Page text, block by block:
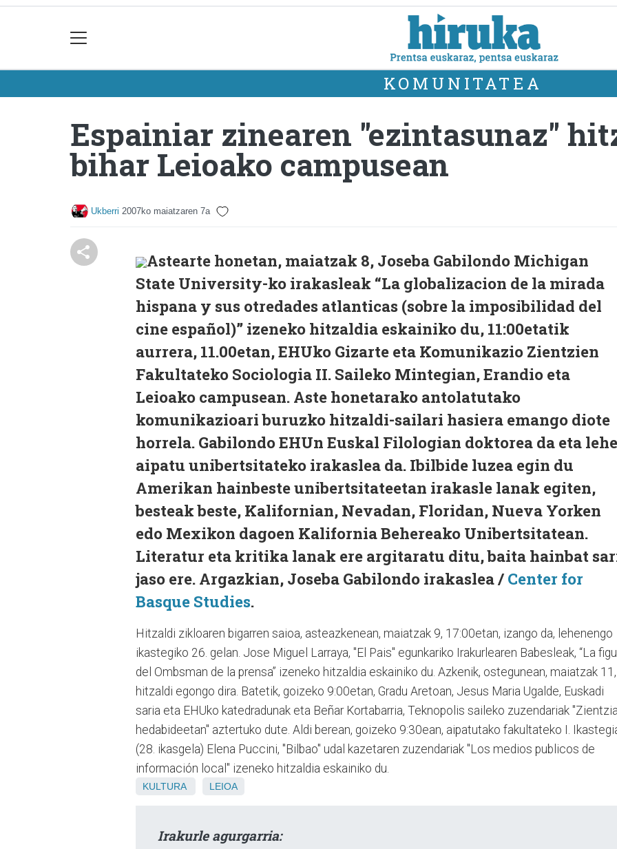
KOMUNITATEA
Espainiar zinearen "ezintasunaz"
bihar Leioako campusean
Ukberri 2007ko maiatzaren 7a
Astearte honetan, maiatzak 8, Joseba Gabilondo Michigan
State University-ko irakasleak “La globalizacion de la mirada
hispana y sus otredades atlanticas (sobre la imposibilidad del
cine español)” izeneko hitzaldia eskainiko du, 11:00etatik
aurrera, 11.00etan, EHUko Gizarte eta Komunikazio Zientzien
Fakultateko Sociologia II. Saileko Mintegian, Erandio eta
Leioako campusean. Aste honetarako antolatutako
komunikazioari buruzko hitzaldi-sailari hasiera emango diote
horrela. Gabilondo EHUn Euskal Filologian doktorea da eta
aipatu unibertsitateko irakaslea da. Ibilbide luzea egin du
Amerikan hainbeste unibertsitateetan irakasle lanak egiten,
besteak beste, Kalifornian, Nevadan, Floridan, Nueva Yorken
edo Mexikon dagoen Kalifornia Behereako Unibertsitatean.
Literatur eta kritika lanak ere argitaratu ditu, baita hainbat
jaso ere. Argazkian, Joseba Gabilondo irakaslea / Center for
Basque Studies.
Hitzaldi zikloaren bigarren saioa, asteazkenean, maiatzak 9, 17:00etan, izango da, lehenengo
ikastegiko 26. gelan. Jose Miguel Larraya, "El Pais" egunkariko Irakurlearen Babesleak, “La
del Ombsman de la prensa” izeneko hitzaldia eskainiko du. Azkenik, ostegunean, maiatzak
hitzaldi egongo dira. Batetik, goizeko 9:00etan, Gradu Aretoan, Jesus Maria Ugalde, Euskadi
saria eta EHUko katedradunak eta Beñar Kortabarria, Teknopolis saileko zuzendariak
hedabideetan" aztertuko dute. Aldi berean, goizeko 9:30ean, aipatutako fakultateko I.
(28. ikasgela) Elena Puccini, "Bilbao" udal kazetaren zuzendariak "Los medios publicos de
información local" izeneko hitzaldia eskainiko du.
KULTURA LEIOA
Irakurle agurgarria: